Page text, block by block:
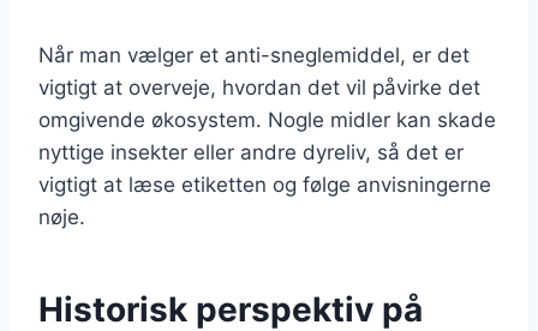
Når man vælger et anti-sneglemiddel, er det
vigtigt at overveje, hvordan det vil påvirke det
omgivende økosystem. Nogle midler kan skade
nyttige insekter eller andre dyreliv, så det er
vigtigt at læse etiketten og følge anvisningerne
nøje.
Historisk perspektiv på